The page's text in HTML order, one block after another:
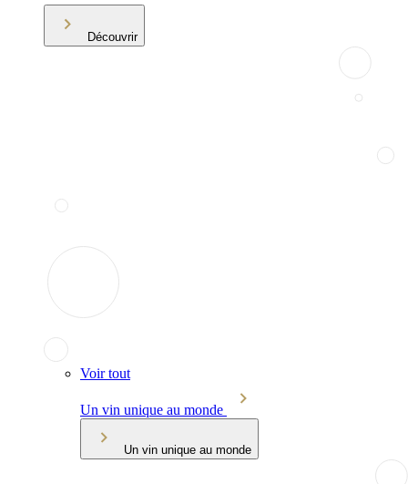
Découvrir
Voir tout
Un vin unique au monde
Un vin unique au monde